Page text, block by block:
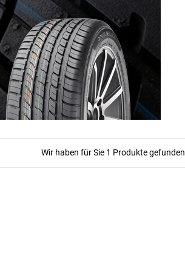
Wir haben für Sie 1 Produkte gefunden